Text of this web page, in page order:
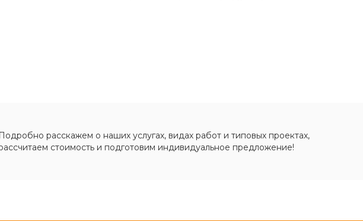
Подробно расскажем о наших услугах, видах работ и типовых проектах,
стоимость и подготовим индивидуальное предложение!